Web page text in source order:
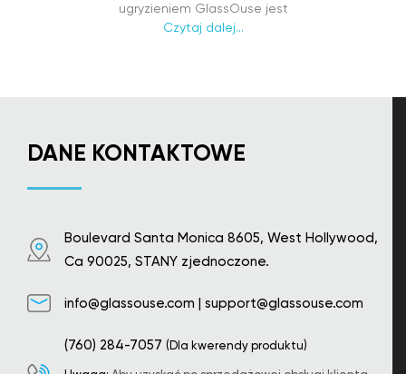
ugryzieniem GlassOuse jest
Czytaj dalej...
DANE KONTAKTOWE
Boulevard Santa Monica 8605, West Hollywood,
Ca 90025, STANY zjednoczone.
info@glassouse.com | support@glassouse.com
(760) 284-7057 (Dla kwerendy produktu)